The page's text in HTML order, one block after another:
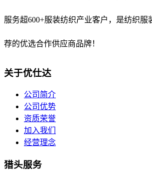
服务超600+服装纺织产业客户，是纺织服
荐的优选合作供应商品牌！
关于优仕达
公司简介
公司优势
资质荣誉
加入我们
经营理念
猎头服务